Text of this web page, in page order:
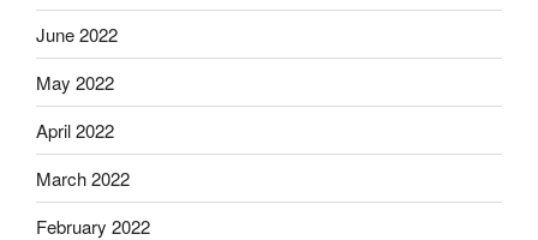
June 2022
May 2022
April 2022
March 2022
February 2022